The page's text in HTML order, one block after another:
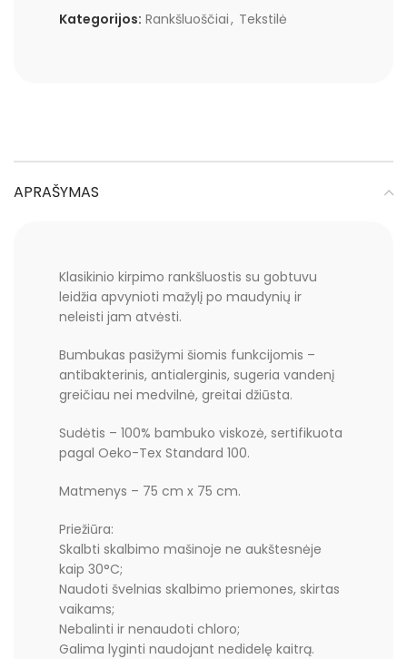
Kategorijos: Rankšluoščiai, Tekstilė
APRAŠYMAS
Klasikinio kirpimo rankšluostis su gobtuvu
leidžia apvynioti mažylį po maudynių ir
neleisti jam atvėsti.
Bumbukas pasižymi šiomis funkcijomis –
antibakterinis, antialerginis, sugeria vandenį
greičiau nei medvilnė, greitai džiūsta.
Sudėtis – 100% bambuko viskozė, sertifikuota
pagal Oeko-Tex Standard 100.
Matmenys – 75 cm x 75 cm.
Priežiūra:
Skalbti skalbimo mašinoje ne aukštesnėje
kaip 30°C;
Naudoti švelnias skalbimo priemones, skirtas
vaikams;
Nebalinti ir nenaudoti chloro;
Galima lyginti naudojant nedidelę kaitrą.